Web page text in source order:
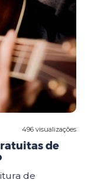
496 visualizações
de
de